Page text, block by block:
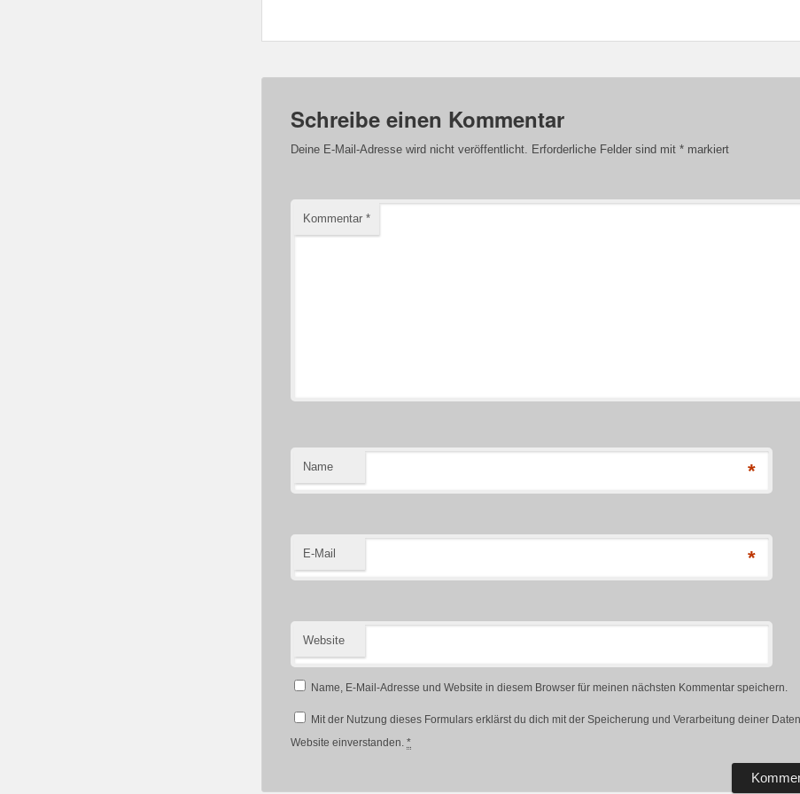
Schreibe einen Kommentar
Deine E-Mail-Adresse wird nicht veröffentlicht. Erforderliche Felder sind mit * markiert
Kommentar *
Name *
E-Mail *
Website
Name, E-Mail-Adresse und Website in diesem Browser für meinen nächsten Kommentar speichern.
Mit der Nutzung dieses Formulars erklärst du dich mit der Speicherung und Verarbeitung deiner
Website einverstanden. *